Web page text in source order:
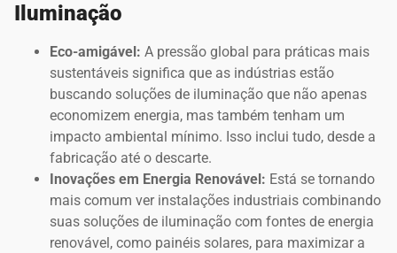
Iluminação
Eco-amigável: A pressão global para práticas mais
sustentáveis significa que as indústrias estão
buscando soluções de iluminação que não apenas
economizem energia, mas também tenham um
impacto ambiental mínimo. Isso inclui tudo, desde a
fabricação até o descarte.
Inovações em Energia Renovável: Está se tornando
mais comum ver instalações industriais combinando
suas soluções de iluminação com fontes de energia
renovável, como painéis solares, para maximizar a